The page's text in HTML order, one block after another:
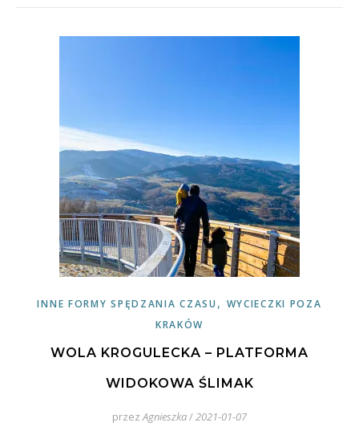
INNE FORMY SPĘDZANIA CZASU , WYCIECZKI POZA
KRAKÓW
WOLA KROGULECKA – PLATFORMA
WIDOKOWA ŚLIMAK
przez Agnieszka/2021-01-07